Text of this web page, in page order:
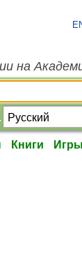
на
Книги